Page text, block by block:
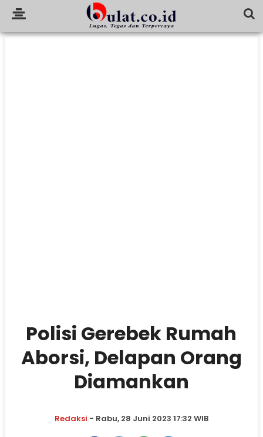
Polisi Gerebek Rumah
Aborsi, Delapan Orang
Diamankan
Redaksi - Rabu, 28 Juni 2023 17:32 WIB